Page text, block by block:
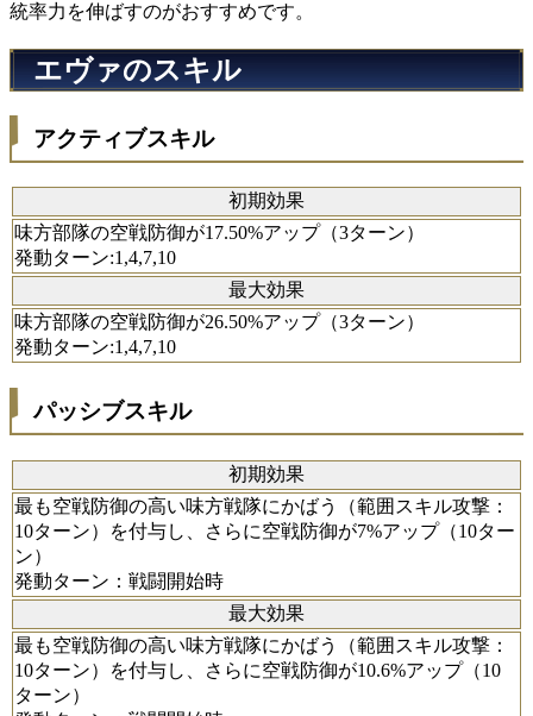
統率力を伸ばすのがおすすめです。
エヴァのスキル
アクティブスキル
初期効果
味方部隊の空戦防御が17.50%アップ（3ターン）
発動ターン:1,4,7,10
最大効果
味方部隊の空戦防御が26.50%アップ（3ターン）
発動ターン:1,4,7,10
パッシブスキル
初期効果
最も空戦防御の高い味方戦隊にかばう（範囲スキル攻撃：
10ターン）を付与し、さらに空戦防御が7%アップ（10ター
ン）
発動ターン：戦闘開始時
最大効果
最も空戦防御の高い味方戦隊にかばう（範囲スキル攻撃：
10ターン）を付与し、さらに空戦防御が10.6%アップ（10
ターン）